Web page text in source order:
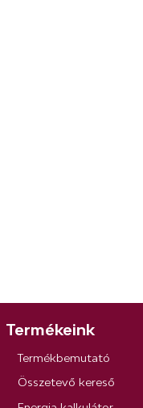
Termékeink
Termékbemutató
Összetevő kereső